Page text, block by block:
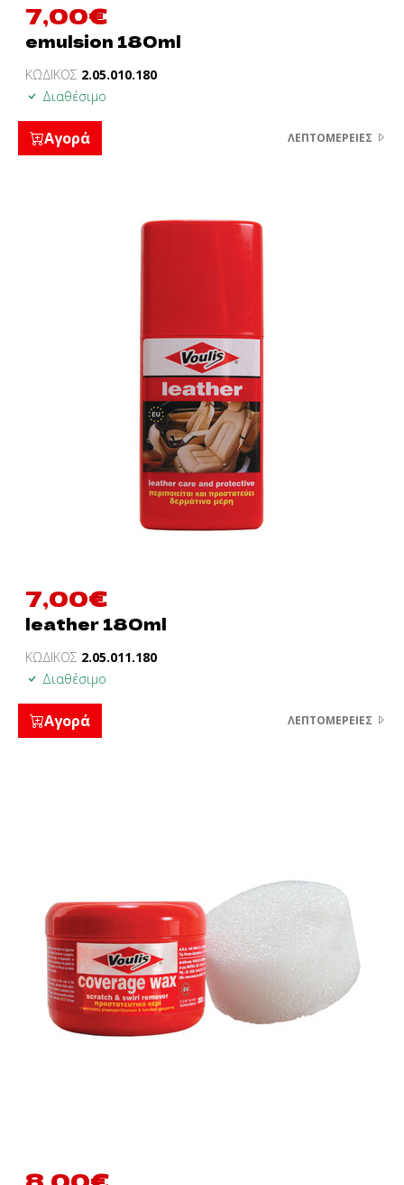
7,00€
emulsion 180ml
ΚΩΔΙΚΟΣ 2.05.010.180
Διαθέσιμο
Αγορά ΛΕΠΤΟΜΈΡΕΙΕΣ
7,00€
leather 180ml
ΚΩΔΙΚΟΣ 2.05.011.180
Διαθέσιμο
Αγορά ΛΕΠΤΟΜΈΡΕΙΕΣ